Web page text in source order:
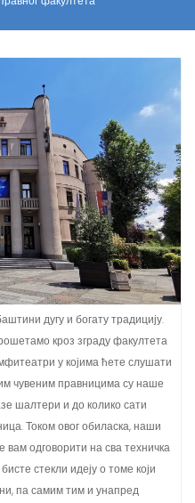
дугу и богату традицију.
кроз зграду факултета
у којима ћете слушати
чувеним правницима су наше
шалтери и до колико сати
Током овог обиласка, наши
вам одговорити на сва техничка
стекли идеју о томе који
па самим тим и унапред